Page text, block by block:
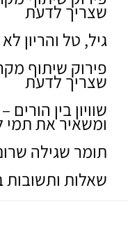
שצריך לדעת
גיל, טל והריון לא
פירוק שיתוף
שצריך לדעת
שוויון בין
ומשאיר את תמי
תומר שגילה
שאלות ותשובות